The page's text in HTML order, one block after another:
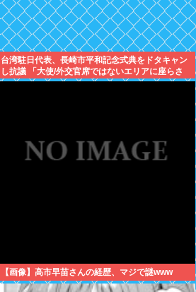
台湾駐日代表、長崎市平和記念式典をドタキャン
し抗議 「大使/外交官席ではないエリアに座らさ
れるのは国家としてのプライドが傷つく」
【画像】高市早苗さんの経歴、マジで謎www